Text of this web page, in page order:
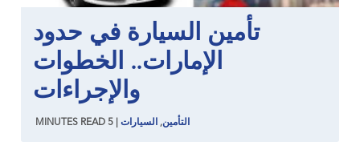
تأمين السيارة في حدود
الإمارات.. الخطوات
والإجراءات
التأمين, السيارات 5
MINUTES READ